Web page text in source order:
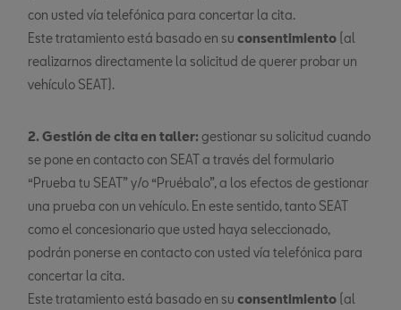
con usted vía telefónica para concertar la cita.
Este tratamiento está basado en su consentimiento (al
realizarnos directamente la solicitud de querer probar un
vehículo SEAT).
2. Gestión de cita en taller: gestionar su solicitud cuando
se pone en contacto con SEAT a través del formulario
“Prueba tu SEAT” y/o “Pruébalo”, a los efectos de gestionar
una prueba con un vehículo. En este sentido, tanto SEAT
como el concesionario que usted haya seleccionado,
podrán ponerse en contacto con usted vía telefónica para
concertar la cita.
Este tratamiento está basado en su consentimiento (al